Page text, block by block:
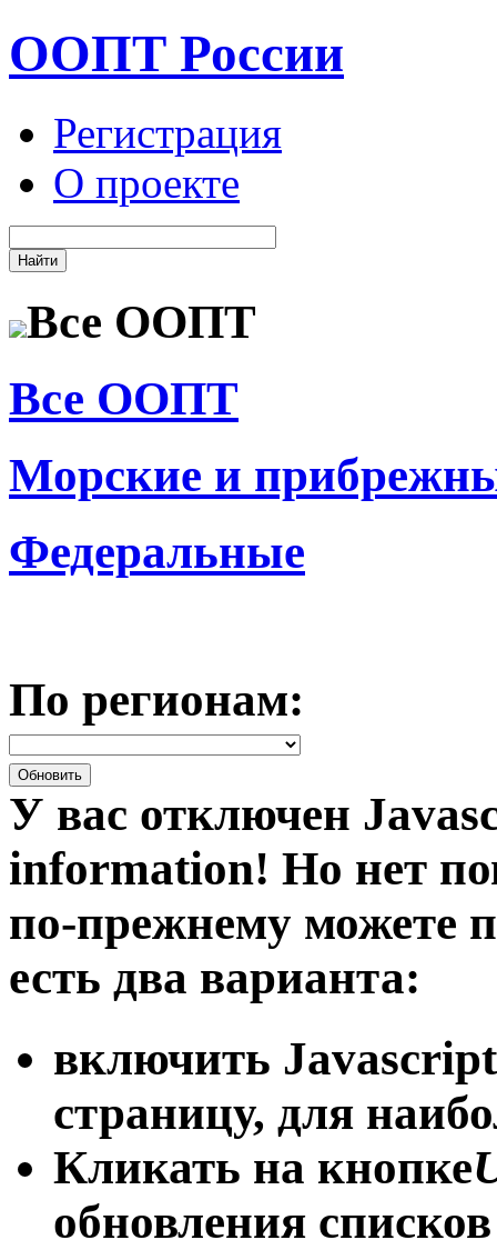
ООПТ России
Регистрация
О проекте
Все ООПТ
Все ООПТ
Морские и
Федеральные
По регионам:
У вас отключен
information! Но нет
по-прежнему можете
есть два варианта:
включить Javascript
страницу, для
Кликать на кнопке
обновления